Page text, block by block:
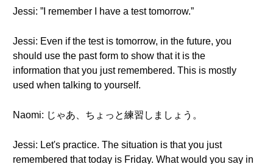
Jessi: ”I remember I have a test tomorrow.”
Jessi: Even if the test is tomorrow, in the future, you
should use the past form to show that it is the
information that you just remembered. This is mostly
used when talking to yourself.
Naomi: じゃあ、ちょっと練習しましょう。
Jessi: Let's practice. The situation is that you just
remembered that today is Friday. What would you say in